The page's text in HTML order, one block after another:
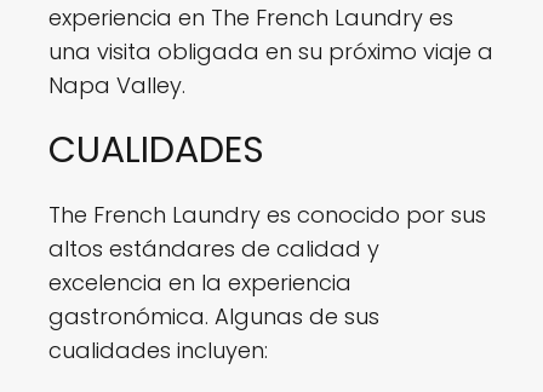
experiencia en The French Laundry es
una visita obligada en su próximo viaje a
Napa Valley.
CUALIDADES
The French Laundry es conocido por sus
altos estándares de calidad y
excelencia en la experiencia
gastronómica. Algunas de sus
cualidades incluyen: